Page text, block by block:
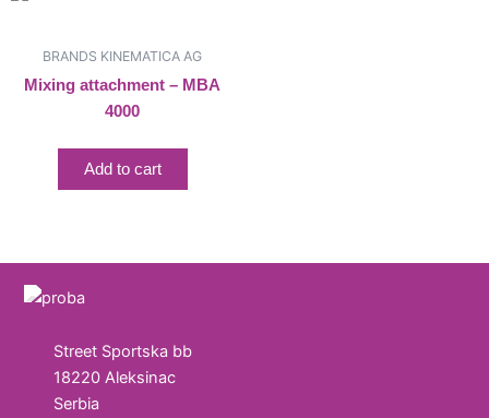
BRANDS KINEMATICA AG
Mixing attachment – MBA
4000
Add to cart
Street Sportska bb
18220 Aleksinac
Serbia